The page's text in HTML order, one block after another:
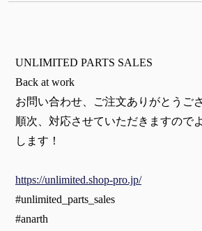
UNLIMITED PARTS SALES
Back at work
お問い合わせ、ご注文ありがとうご
順次、対応させていただきますので
します！
https://unlimited.shop-pro.jp/
#unlimited_parts_sales
#anarth